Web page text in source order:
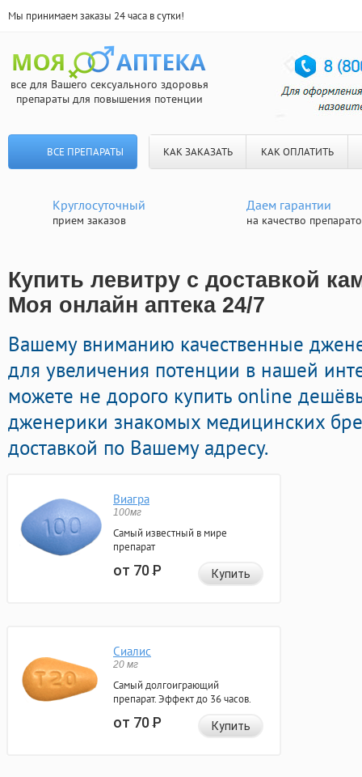
Мы принимаем заказы 24 часа в сутки!
все для Вашего сексуального здоровья
препараты для повышения потенции
ВСЕ ПРЕПАРАТЫ КАК ЗАКАЗАТЬ КАК ОПЛАТИТЬ
Круглосуточный
прием заказов
Даем гарантии
на качество
Купить левитру с доставкой
Моя онлайн аптека 24/7
Вашему вниманию качественные
для увеличения потенции в нашей
можете не дорого купить online
дженерики знакомых медицинских
доставкой по Вашему адресу.
Виагра
100мг
Самый известный в мире
препарат
от 70Р Купить
Сиалис
20 мг
Самый долгоиграющий
препарат. Эффект до 36 часов.
от 70Р Купить